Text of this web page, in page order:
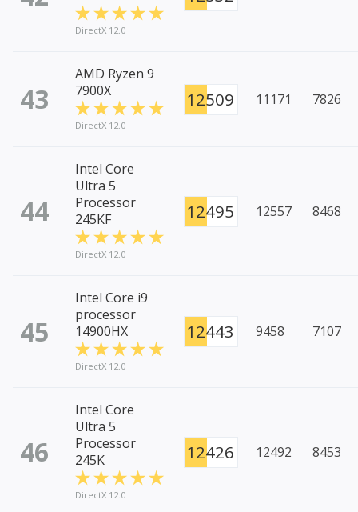
DirectX 12.0
43
AMD Ryzen 9
7900X
DirectX 12.0
12509 11171 7826
44
Intel Core
Ultra 5
Processor
245KF
DirectX 12.0
12495 12557 8468
45
Intel Core i9
processor
14900HX
DirectX 12.0
12443 9458 7107
46
Intel Core
Ultra 5
Processor
245K
DirectX 12.0
12426 12492 8453